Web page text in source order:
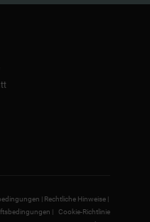
| Rechtliche Hinweise |
|
Cookie-Richtlinie